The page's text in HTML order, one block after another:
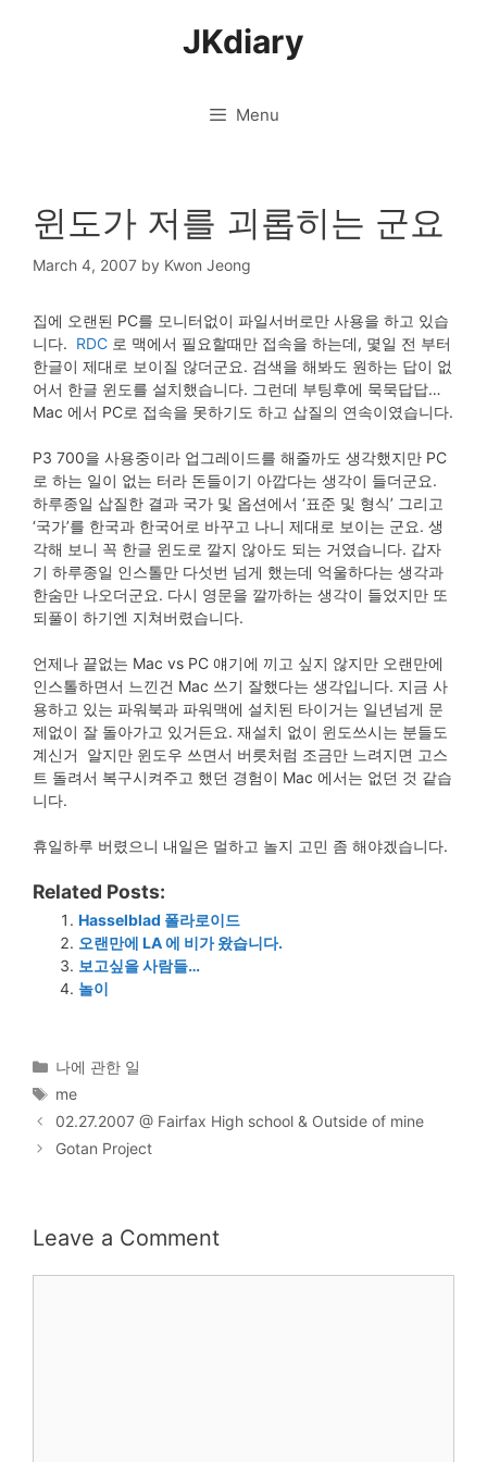
JKdiary
Menu
윈도가 저를 괴롭히는 군요
March 4, 2007 by Kwon Jeong
집에 오랜된 PC를 모니터없이 파일서버로만 사용을 하고 있습
니다. RDC 로 맥에서 필요할때만 접속을 하는데, 몇일 전 부터
한글이 제대로 보이질 않더군요. 검색을 해봐도 원하는 답이 없
어서 한글 윈도를 설치했습니다. 그런데 부팅후에 묵묵답답…
Mac 에서 PC로 접속을 못하기도 하고 삽질의 연속이였습니다.
P3 700을 사용중이라 업그레이드를 해줄까도 생각했지만 PC
로 하는 일이 없는 터라 돈들이기 아깝다는 생각이 들더군요.
하루종일 삽질한 결과 국가 및 옵션에서 ‘표준 및 형식’ 그리고
‘국가’를 한국과 한국어로 바꾸고 나니 제대로 보이는 군요. 생
각해 보니 꼭 한글 윈도로 깔지 않아도 되는 거였습니다. 갑자
기 하루종일 인스톨만 다섯번 넘게 했는데 억울하다는 생각과
한숨만 나오더군요. 다시 영문을 깔까하는 생각이 들었지만 또
되풀이 하기엔 지쳐버렸습니다.
언제나 끝없는 Mac vs PC 얘기에 끼고 싶지 않지만 오랜만에
인스톨하면서 느낀건 Mac 쓰기 잘했다는 생각입니다. 지금 사
용하고 있는 파워북과 파워맥에 설치된 타이거는 일년넘게 문
제없이 잘 돌아가고 있거든요. 재설치 없이 윈도쓰시는 분들도
계신거 알지만 윈도우 쓰면서 버릇처럼 조금만 느려지면 고스
트 돌려서 복구시켜주고 했던 경험이 Mac 에서는 없던 것 같습
니다.
휴일하루 버렸으니 내일은 멀하고 놀지 고민 좀 해야겠습니다.
Related Posts:
Hasselblad 폴라로이드
오랜만에 LA 에 비가 왔습니다.
보고싶을 사람들…
놀이
Categories
나에 관한 일
Tags
me
02.27.2007 @ Fairfax High school & Outside of mine
Gotan Project
Leave a Comment